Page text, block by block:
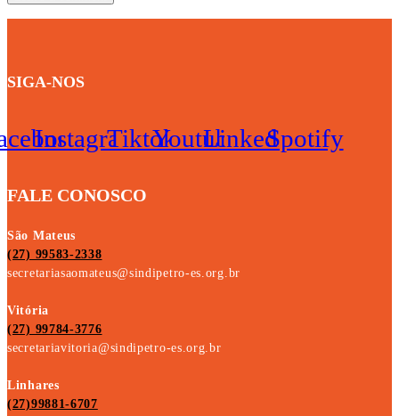
SIGA-NOS
InstagramTiktokYoutubeLinkedinSpotify
FALE CONOSCO
São Mateus
(27) 99583-2338
secretariasaomateus@sindipetro-es.org.br
Vitória
(27) 99784-3776
secretariavitoria@sindipetro-es.org.br
Linhares
(27)99881-6707